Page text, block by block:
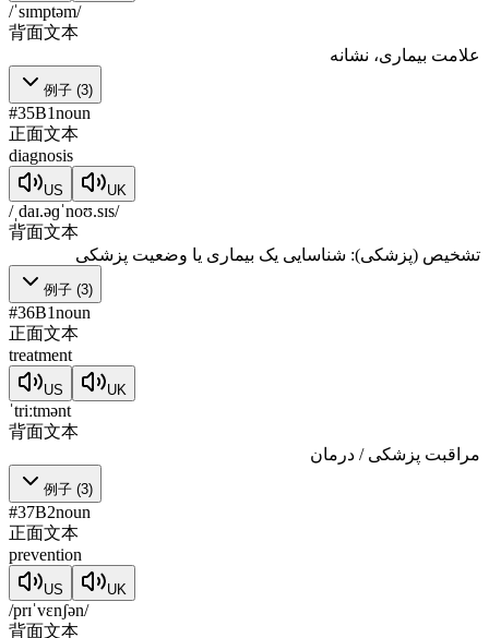
/ˈsɪmptəm/
背面文本
علامت بیماری، نشانه
例子 (3)
#35B1noun
正面文本
diagnosis
US UK
/ˌdaɪ.əɡˈnoʊ.sɪs/
背面文本
تشخیص (پزشکی): شناسایی یک بیماری یا وضعیت پزشکی
例子 (3)
#36B1noun
正面文本
treatment
US UK
ˈtriːtmənt
背面文本
مراقبت پزشکی / درمان
例子 (3)
#37B2noun
正面文本
prevention
US UK
/prɪˈvɛnʃən/
背面文本